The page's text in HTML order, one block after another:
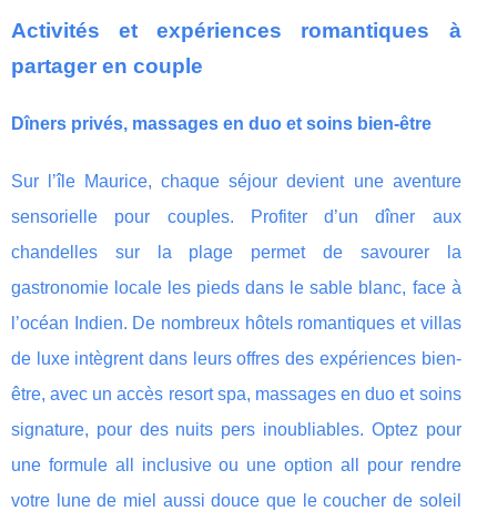
Activités et expériences romantiques à
partager en couple
Dîners privés, massages en duo et soins bien-être
Sur l’île Maurice, chaque séjour devient une aventure
sensorielle pour couples. Profiter d’un dîner aux
chandelles sur la plage permet de savourer la
gastronomie locale les pieds dans le sable blanc, face à
l’océan Indien. De nombreux hôtels romantiques et villas
de luxe intègrent dans leurs offres des expériences bien-
être, avec un accès resort spa, massages en duo et soins
signature, pour des nuits pers inoubliables. Optez pour
une formule all inclusive ou une option all pour rendre
votre lune de miel aussi douce que le coucher de soleil